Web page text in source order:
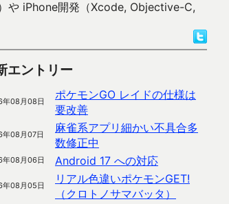
や iPhone開発（Xcode, Objective-C,
エントリー
08月08日
ポケモンGO レイドの仕様は
要改善
08月07日
麻雀系アプリ細かい不具合多
数修正中
08月06日 Android 17 への対応
08月05日
リアル色違いポケモンGET!
（クロトノサマバッタ）